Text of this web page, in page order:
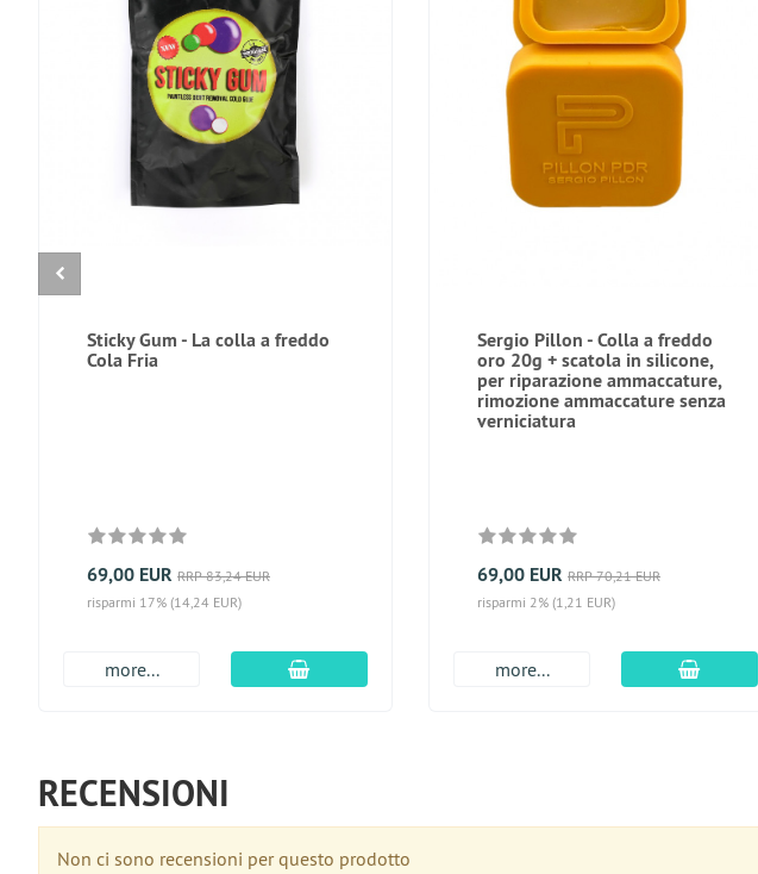
Sticky Gum - La colla a freddo
Cola Fria
69,00 EUR RRP 83,24 EUR
risparmi 17% (14,24 EUR)
more... aggiungi al carrello
Sergio Pillon - Colla a freddo
oro 20g + scatola in silicone,
per riparazione ammaccature,
rimozione ammaccature senza
verniciatura
69,00 EUR RRP 70,21 EUR
risparmi 2% (1,21 EUR)
more...
RECENSIONI
Non ci sono recensioni per questo prodotto